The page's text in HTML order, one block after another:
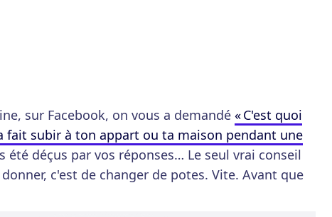
sur Facebook, on vous a demandé « C'est quoi
fait subir à ton appart ou ta maison pendant une
été déçus par vos réponses… Le seul vrai conseil
c'est de changer de potes. Vite. Avant que